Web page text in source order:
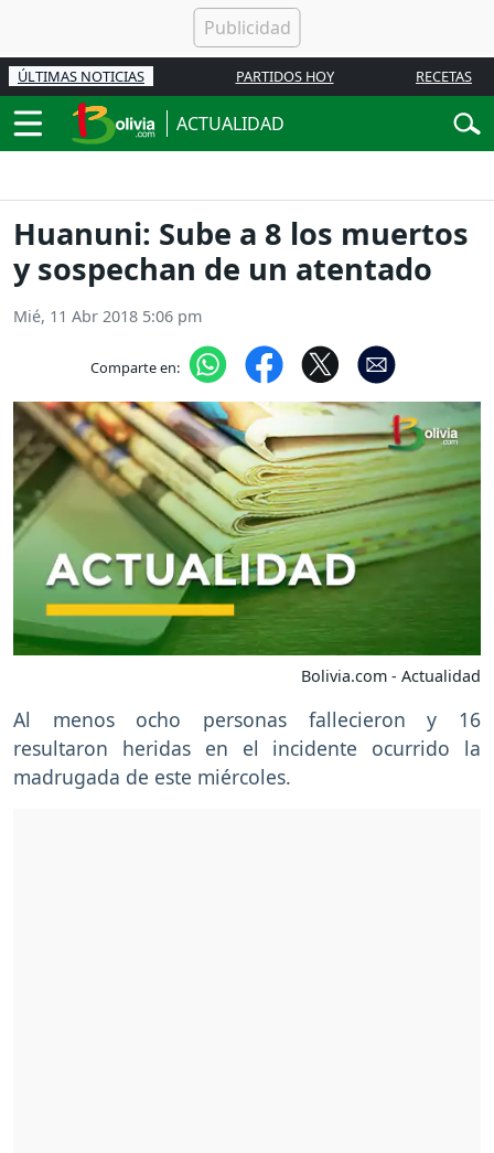
ÚLTIMAS NOTICIAS PARTIDOS HOY RECETAS
ACTUALIDAD
Huanuni: Sube a 8 los muertos
y sospechan de un atentado
Mié, 11 Abr 2018 5:06 pm
Comparte en:
Bolivia.com - Actualidad
Al menos ocho personas fallecieron y 16
resultaron heridas en el incidente ocurrido la
madrugada de este miércoles.